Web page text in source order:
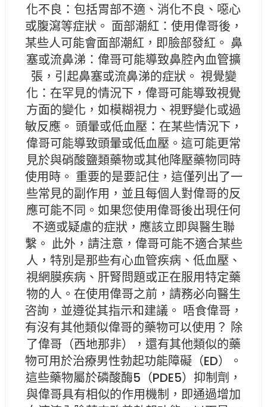
化不良：包括胃部不適、消化不良、噁心
或腹瀉等症狀。 面部潮紅：使用偉哥後，
某些人可能會面部潮紅，即臉部發紅。 鼻
塞或流鼻涕：偉哥可能導致鼻腔內血管擴
張，引起鼻塞或流鼻涕的症狀。 視覺變
化：在罕見的情況下，偉哥可能導致視覺
方面的變化，如模糊視力、視野變化或過
敏反應。 頭暈或低血壓：在某些情況下，
偉哥可能導致頭暈或低血壓。這可能更常
見於與硝酸鹽類藥物或其他降壓藥物同時
使用時。 重要的是要記住，這僅列出了一
些常見的副作用，並且每個人對偉哥的反
應可能不同。如果您使用偉哥後出現任何
不適或疑慮的症狀，應該立即與醫生聯
繫。 此外，請注意，偉哥可能不適合某些
人，特別是那些有心血管疾病、低血壓、
視網膜疾病、肝腎問題或正在服用特定藥
物的人。在使用偉哥之前，請務必向醫生
咨詢，並遵從其指示和建議。 唔食偉哥，
有沒有其他類似偉哥的藥物可以使用？ 除
了偉哥（西地那非），還有其他類似的藥
物可用於治療男性勃起功能障礙（ED）。
這些藥物屬於磷酸酶5（PDE5）抑制劑，
與偉哥具有相似的作用機制，即通過增加